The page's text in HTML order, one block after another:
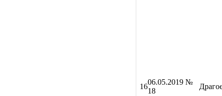
16
06.05.2019 №
18